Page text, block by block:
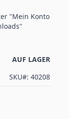
"Mein Konto
AUF LAGER
SKU#: 40208